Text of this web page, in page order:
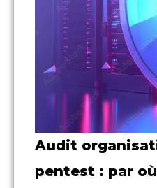
Audit
pentest : par